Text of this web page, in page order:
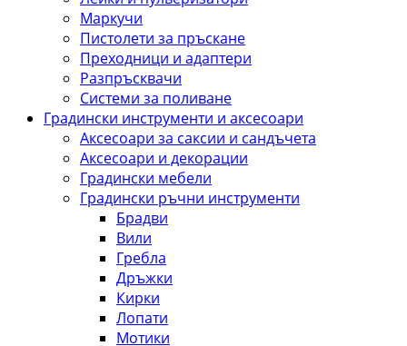
Маркучи
Пистолети за пръскане
Преходници и адаптери
Разпръсквачи
Системи за поливане
Градински инструменти и аксесоари
Аксесоари за саксии и сандъчета
Аксесоари и декорации
Градински мебели
Градински ръчни инструменти
Брадви
Вили
Гребла
Дръжки
Кирки
Лопати
Мотики